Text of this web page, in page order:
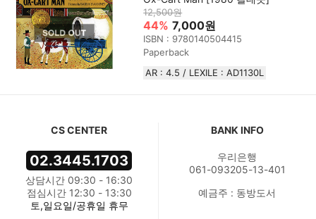
12,500원
44% 7,000원
ISBN : 9780140504415
Paperback
AR : 4.5 / LEXILE : AD1130L
CS CENTER
02.3445.1703
상담시간 09:30 - 16:30
점심시간 12:30 - 13:30
토,일요일/공휴일 휴무
BANK INFO
우리은행
061-093205-13-401
예금주 : 동방도서